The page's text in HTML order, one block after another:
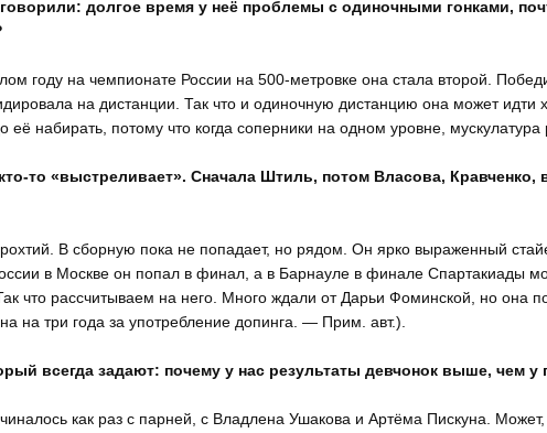
долгое время у неё проблемы с одиночными гонками,
году на чемпионате России на 500-метровке она стала второй.
на дистанции. Так что и одиночную дистанцию она может
набирать, потому что когда соперники на одном уровне, мускулатура
то «выстреливает». Сначала Штиль, потом Власова, Кравченко,
В сборную пока не попадает, но рядом. Он ярко выраженный
в Москве он попал в финал, а в Барнауле в финале Спартакиады
что рассчитываем на него. Много ждали от Дарьи Фоминской, но она
на три года за употребление допинга. — Прим. авт.).
всегда задают: почему у нас результаты девчонок выше, чем у
как раз с парней, с Владлена Ушакова и Артёма Пискуна. Может,